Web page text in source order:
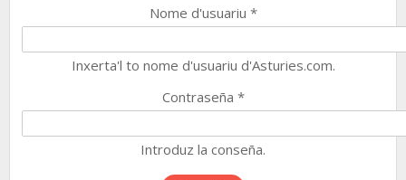
Nome d'usuariu *
Inxerta'l to nome d'usuariu d'Asturies.com.
Contraseña *
Introduz la conseña.